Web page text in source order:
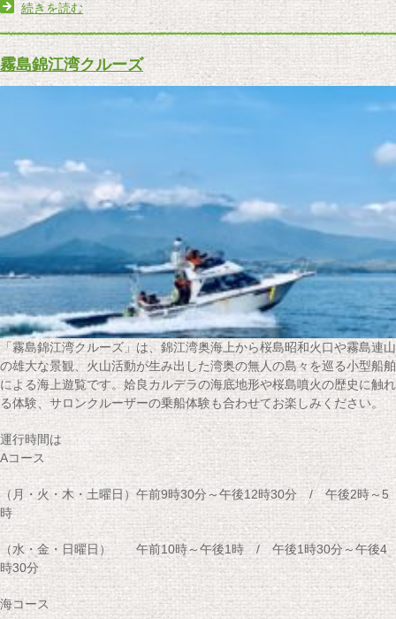
続きを読む
霧島錦江湾クルーズ
「霧島錦江湾クルーズ」は、錦江湾奥海上から桜島昭和火口や霧島連山
の雄大な景観、火山活動が生み出した湾奥の無人の島々を巡る小型船舶
による海上遊覧です。姶良カルデラの海底地形や桜島噴火の歴史に触れ
る体験、サロンクルーザーの乗船体験も合わせてお楽しみください。
運行時間は
Aコース
（月・火・木・土曜日）午前9時30分～午後12時30分 / 午後2時～5
時
（水・金・日曜日） 午前10時～午後1時 / 午後1時30分～午後4
時30分
海コース